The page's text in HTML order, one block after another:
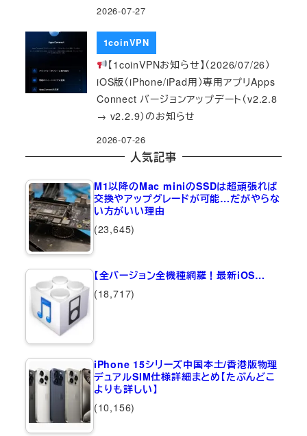
2026-07-27
1coinVPN
【1coinVPNお知らせ】（2026/07/26）
iOS版（iPhone/iPad用）専用アプリApps
Connect バージョンアップデート（v2.2.8
→ v2.2.9）のお知らせ
2026-07-26
人気記事
M1以降のMac miniのSSDは超頑張れば
交換やアップグレードが可能…だがやらな
い方がいい理由
(23,645)
【全バージョン全機種網羅！最新iOS…
(18,717)
iPhone 15シリーズ中国本土/香港版物理
デュアルSIM仕様詳細まとめ【たぶんどこ
よりも詳しい】
(10,156)